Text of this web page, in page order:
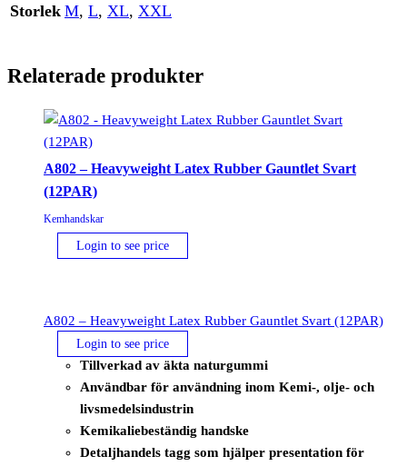
Storlek M, L, XL, XXL
Relaterade produkter
A802 – Heavyweight Latex Rubber Gauntlet Svart
(12PAR)
Kemhandskar
Login to see price
A802 – Heavyweight Latex Rubber Gauntlet Svart (12PAR)
Login to see price
Tillverkad av äkta naturgummi
Användbar för användning inom Kemi-, olje- och
livsmedelsindustrin
Kemikaliebeständig handske
Detaljhandels tagg som hjälper presentation för